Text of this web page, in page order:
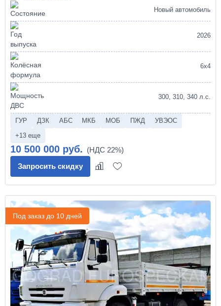
Новый автомобиль
2026
6х4
300, 310, 340 л.с.
ГУР ДЗК АБС МКБ МОБ ПЖД
УВЭОС
+13 еще
10 500 000 руб.
Запросить скидку
Под заказ до 10 дней